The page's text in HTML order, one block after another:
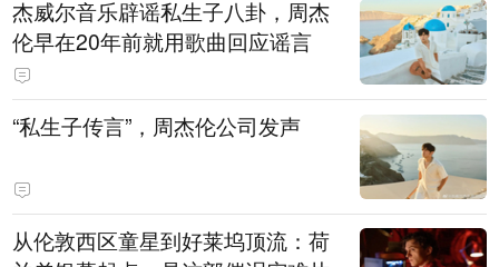
杰威尔音乐辟谣私生子八卦，周杰
伦早在20年前就用歌曲回应谣言
“私生子传言”，周杰伦公司发声
从伦敦西区童星到好莱坞顶流：荷